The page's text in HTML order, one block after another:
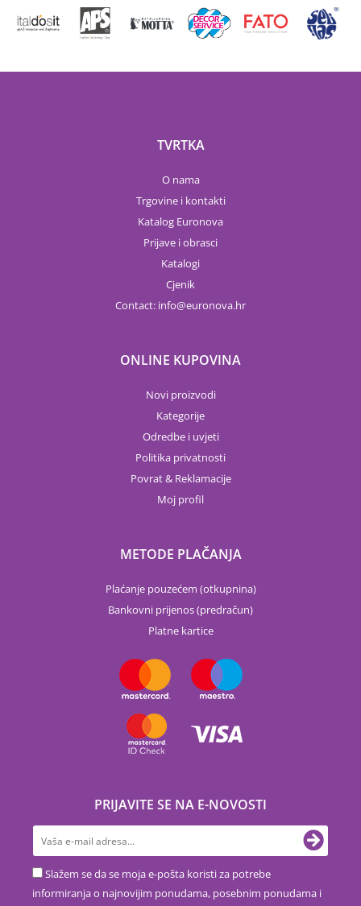
TVRTKA
O nama
Trgovine i kontakti
Katalog Euronova
Prijave i obrasci
Katalogi
Cjenik
Contact: info euronova.hr
ONLINE KUPOVINA
Novi proizvodi
Kategorije
Odredbe i uvjeti
Politika privatnosti
Povrat & Reklamacije
Moj profil
METODE PLAČANJA
Plaćanje pouzećem (otkupnina)
Bankovni prijenos (predračun)
Platne kartice
PRIJAVITE SE NA E-NOVOSTI
Slažem se da se moja e-pošta koristi za potrebe
informiranja o najnovijim ponudama, posebnim ponudama i